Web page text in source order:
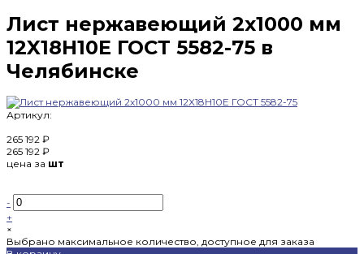
Лист нержавеющий 2х1000 мм
12X18H10E ГОСТ 5582-75 в
Челябинске
Артикул:
265 192 ₽
265 192 ₽
цена за шт
-
+
×
Выбрано максимальное количество, доступное для заказа